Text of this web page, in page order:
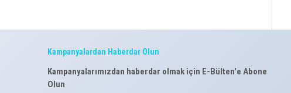
Kampanyalardan Haberdar Olun
Kampanyalarımızdan haberdar olmak için E-Bülten'e Abone
Olun